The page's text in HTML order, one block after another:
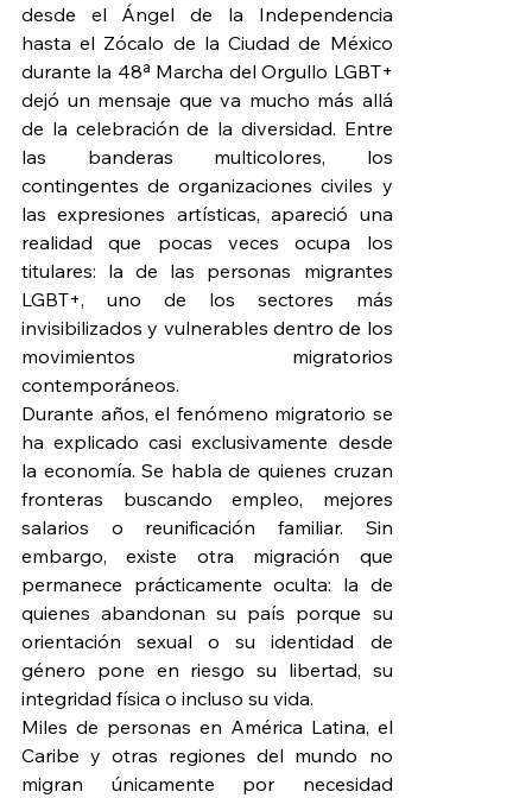
desde el Ángel de la Independencia
hasta el Zócalo de la Ciudad de México
durante la 48ª Marcha del Orgullo LGBT+
dejó un mensaje que va mucho más allá
de la celebración de la diversidad. Entre
las banderas multicolores, los
contingentes de organizaciones civiles y
las expresiones artísticas, apareció una
realidad que pocas veces ocupa los
titulares: la de las personas migrantes
LGBT+, uno de los sectores más
invisibilizados y vulnerables dentro de los
movimientos migratorios
contemporáneos.
Durante años, el fenómeno migratorio se
ha explicado casi exclusivamente desde
la economía. Se habla de quienes cruzan
fronteras buscando empleo, mejores
salarios o reunificación familiar. Sin
embargo, existe otra migración que
permanece prácticamente oculta: la de
quienes abandonan su país porque su
orientación sexual o su identidad de
género pone en riesgo su libertad, su
integridad física o incluso su vida.
Miles de personas en América Latina, el
Caribe y otras regiones del mundo no
migran únicamente por necesidad